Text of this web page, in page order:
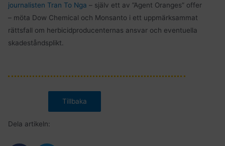
journalisten Tran To Nga ­– själv ett av ”Agent Oranges” offer
– möta Dow Chemical och Monsanto i ett uppmärksammat
rättsfall om herbicidproducenternas ansvar och eventuella
skadeståndsplikt.
Dela artikeln: